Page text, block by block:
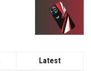
Latest